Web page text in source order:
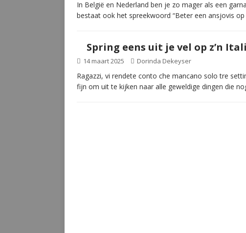
In België en Nederland ben je zo mager als een
bestaat ook het spreekwoord “Beter een ansjovis
Spring eens uit je vel op z’n
14 maart 2025 Dorinda Dekeyser
Ragazzi, vi rendete conto che mancano solo tre
fijn om uit te kijken naar alle geweldige dingen die